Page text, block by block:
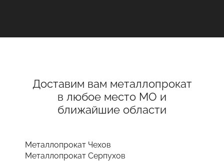
Доставим вам металлопрокат
в любое место МО и
ближайшие области
Металлопрокат Чехов
Металлопрокат Серпухов